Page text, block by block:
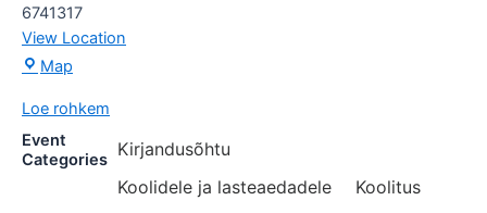
6741317
View Location
Map
Valla
Raamatukogu
Loe rohkem
Event
Categories Kirjandusõhtu
Koolidele ja lasteaedadele
Koolitus